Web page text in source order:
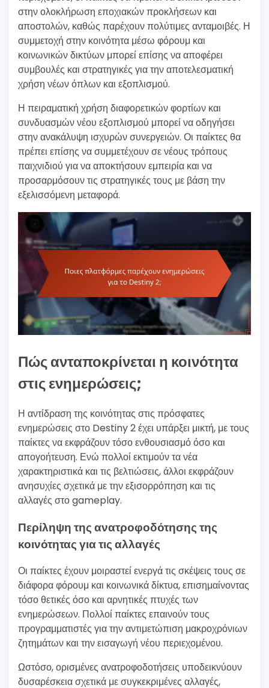
στην ολοκλήρωση εποχιακών προκλήσεων και
αποστολών, καθώς παρέχουν πολύτιμες ανταμοιβές. Η
συμμετοχή στην κοινότητα μέσω φόρουμ και
κοινωνικών δικτύων μπορεί επίσης να αποφέρει
συμβουλές και στρατηγικές για την αποτελεσματική
χρήση νέων όπλων και εξοπλισμού.
Η πειραματική χρήση διαφορετικών φορτίων και
συνδυασμών νέου εξοπλισμού μπορεί να οδηγήσει
στην ανακάλυψη ισχυρών συνεργειών. Οι παίκτες θα
πρέπει επίσης να συμμετέχουν σε νέους τρόπους
παιχνιδιού για να αποκτήσουν εμπειρία και να
προσαρμόσουν τις στρατηγικές τους με βάση την
εξελισσόμενη μεταφορά.
Πώς ανταποκρίνεται η κοινότητα
στις ενημερώσεις;
Η αντίδραση της κοινότητας στις πρόσφατες
ενημερώσεις στο Destiny 2 έχει υπάρξει μικτή, με τους
παίκτες να εκφράζουν τόσο ενθουσιασμό όσο και
απογοήτευση. Ενώ πολλοί εκτιμούν τα νέα
χαρακτηριστικά και τις βελτιώσεις, άλλοι εκφράζουν
ανησυχίες σχετικά με την εξισορρόπηση και τις
αλλαγές στο gameplay.
Περίληψη της ανατροφοδότησης της
κοινότητας για τις αλλαγές
Οι παίκτες έχουν μοιραστεί ενεργά τις σκέψεις τους σε
διάφορα φόρουμ και κοινωνικά δίκτυα, επισημαίνοντας
τόσο θετικές όσο και αρνητικές πτυχές των
ενημερώσεων. Πολλοί παίκτες επαινούν τους
προγραμματιστές για την αντιμετώπιση μακροχρόνιων
ζητημάτων και την εισαγωγή νέου περιεχομένου.
Ωστόσο, ορισμένες ανατροφοδοτήσεις υποδεικνύουν
δυσαρέσκεια σχετικά με συγκεκριμένες αλλαγές,